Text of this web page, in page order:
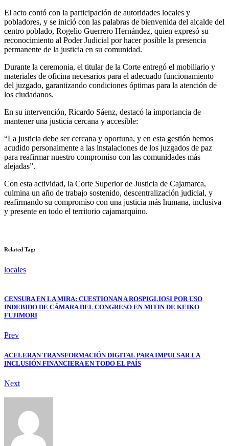
El acto contó con la participación de autoridades locales y
pobladores, y se inició con las palabras de bienvenida del alcalde del
centro poblado, Rogelio Guerrero Hernández, quien expresó su
reconocimiento al Poder Judicial por hacer posible la presencia
permanente de la justicia en su comunidad.
Durante la ceremonia, el titular de la Corte entregó el mobiliario y
materiales de oficina necesarios para el adecuado funcionamiento
del juzgado, garantizando condiciones óptimas para la atención de
los ciudadanos.
En su intervención, Ricardo Sáenz, destacó la importancia de
mantener una justicia cercana y accesible:
“La justicia debe ser cercana y oportuna, y en esta gestión hemos
acudido personalmente a las instalaciones de los juzgados de paz
para reafirmar nuestro compromiso con las comunidades más
alejadas”.
Con esta actividad, la Corte Superior de Justicia de Cajamarca,
culmina un año de trabajo sostenido, descentralización judicial, y
reafirmando su compromiso con una justicia más humana, inclusiva
y presente en todo el territorio cajamarquino.
Related Tag:
locales
CENSURA EN LA MIRA: CUESTIONAN A ROSPIGLIOSI POR USO
INDEBIDO DE CÁMARA DEL CONGRESO EN MITIN DE KEIKO
FUJIMORI
Prev
ACELERAN TRANSFORMACIÓN DIGITAL PARA IMPULSAR LA
INCLUSIÓN FINANCIERA EN TODO EL PAÍS
Next